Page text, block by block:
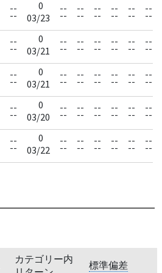
--
--
0
03/23
--
--
--
--
--
--
--
--
--
--
--
--
--
--
0
03/21
--
--
--
--
--
--
--
--
--
--
--
--
--
--
0
03/21
--
--
--
--
--
--
--
--
--
--
--
--
--
--
0
03/20
--
--
--
--
--
--
--
--
--
--
--
--
--
--
0
03/22
--
--
--
--
--
--
--
--
--
--
--
--
カテゴリー内
標準偏差